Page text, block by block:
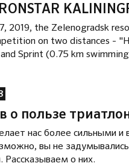
2019, the Zelenogradsk
on two distances -
Sprint (0.75 km
о пользе
нас более сильными
вы не
Рассказываем о них.